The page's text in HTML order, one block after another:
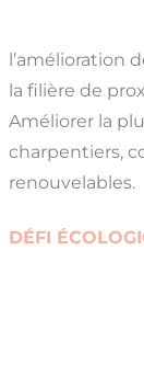
l’amélioration
la filière de
Améliorer la
charpentiers,
renouvelables.
DÉFI